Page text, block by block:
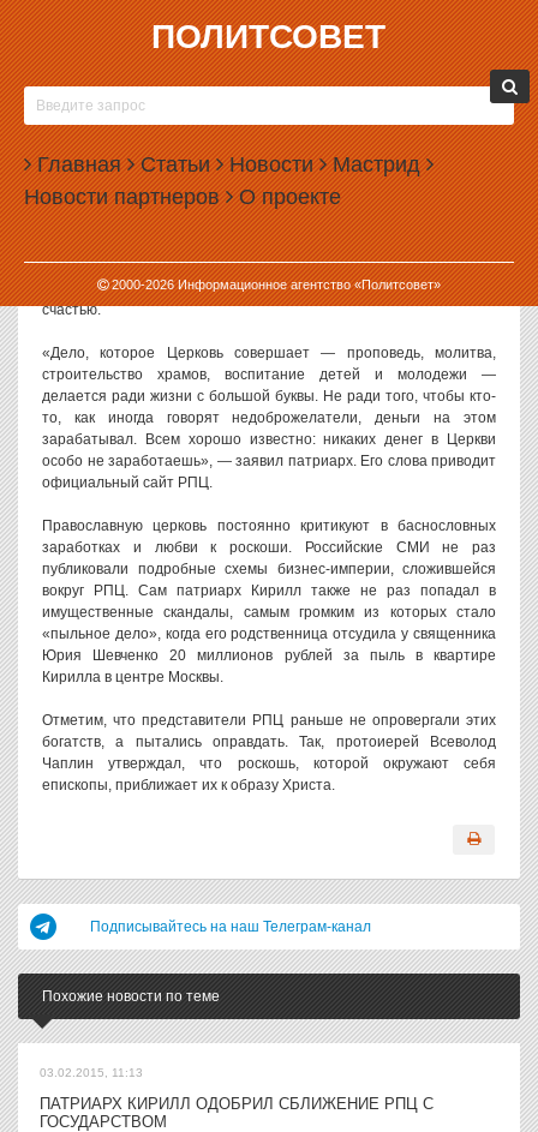
ПОЛИТСОВЕТ
Главная Статьи Новости Мастрид
Новости партнеров О проекте
2000-2026Информационное агентство «Политсовет»
20.09.2013, 16:30
ПАТРИАРХ КИРИЛЛ ОПРОВЕРГ ЗАРАБОТКИ
РПЦ
Патриарх РПЦ Кирилл заявил, что его Церковь не заработает
больших денег. Таким образом он попытался опровергнуть
всеобщее убеждение о богатстве РПЦ.
Соответствующее заявление Кирилл сделал во время своей
проповеди в Ханты-Мансийске, посвященной человеческому
счастью.
«Дело, которое Церковь совершает — проповедь, молитва,
строительство храмов, воспитание детей и молодежи —
делается ради жизни с большой буквы. Не ради того, чтобы кто-
то, как иногда говорят недоброжелатели, деньги на этом
зарабатывал. Всем хорошо известно: никаких денег в Церкви
особо не заработаешь», — заявил патриарх. Его слова приводит
официальный сайт РПЦ.
Православную церковь постоянно критикуют в баснословных
заработках и любви к роскоши. Российские СМИ не раз
публиковали подробные схемы бизнес-империи, сложившейся
вокруг РПЦ. Сам патриарх Кирилл также не раз попадал в
имущественные скандалы, самым громким из которых стало
«пыльное дело», когда его родственница отсудила у священника
Юрия Шевченко 20 миллионов рублей за пыль в квартире
Кирилла в центре Москвы.
Отметим, что представители РПЦ раньше не опровергали этих
богатств, а пытались оправдать. Так, протоиерей Всеволод
Чаплин утверждал, что роскошь, которой окружают себя
епископы, приближает их к образу Христа.
Подписывайтесь на наш Телеграм-канал
Похожие новости по теме
03.02.2015, 11:13
ПАТРИАРХ КИРИЛЛ ОДОБРИЛ СБЛИЖЕНИЕ РПЦ С
ГОСУДАРСТВОМ